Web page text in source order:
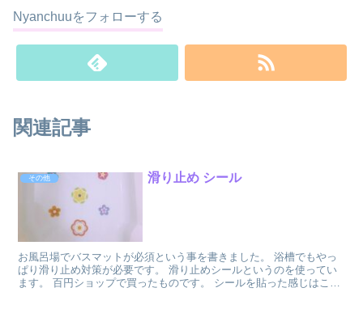
Nyanchuuをフォローする
関連記事
その他 滑り止め シール
お風呂場でバスマットが必須という事を書きました。 浴槽でもやっ
ぱり滑り止め対策が必要です。 滑り止めシールというのを使ってい
ます。 百円ショップで買ったものです。 シールを貼った感じはこう